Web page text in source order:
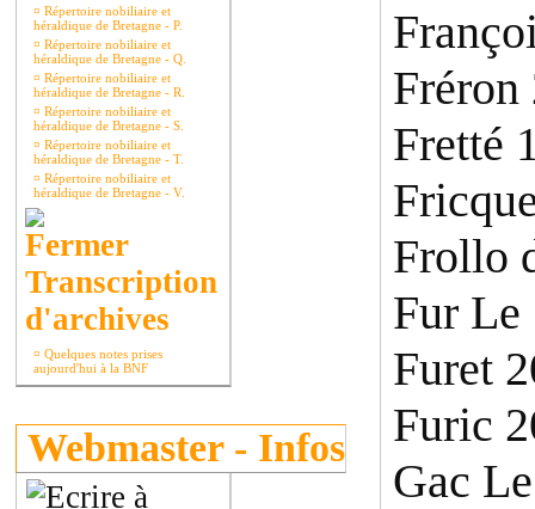
¤ Répertoire nobiliaire et
héraldique de Bretagne - P.
¤ Répertoire nobiliaire et
héraldique de Bretagne - Q.
¤ Répertoire nobiliaire et
héraldique de Bretagne - R.
¤ Répertoire nobiliaire et
héraldique de Bretagne - S.
¤ Répertoire nobiliaire et
héraldique de Bretagne - T.
¤ Répertoire nobiliaire et
héraldique de Bretagne - V.
Transcription
d'archives
¤ Quelques notes prises
aujourd'hui à la BNF
Webmaster - Infos
Fréron
Fretté
Frollo
Fur Le
Furet
Furic
Gac